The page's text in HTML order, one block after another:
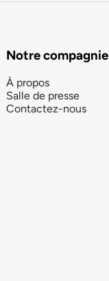
Notre compagnie
À propos
Salle de presse
Contactez-nous